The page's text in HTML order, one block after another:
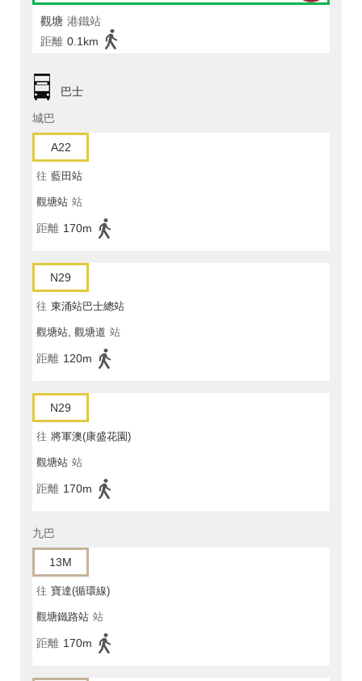
觀塘 港鐵站
距離 0.1km
巴士
城巴
A22
往 藍田站
觀塘站 站
距離 170m
N29
往 東涌站巴士總站
觀塘站, 觀塘道 站
距離 120m
N29
往 將軍澳(康盛花園)
觀塘站 站
距離 170m
九巴
13M
往 寶達(循環線)
觀塘鐵路站 站
距離 170m